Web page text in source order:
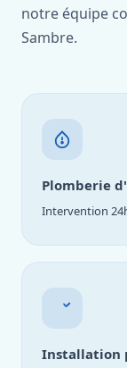
notre équipe
Sambre.
Plomberie
Intervention
Installation